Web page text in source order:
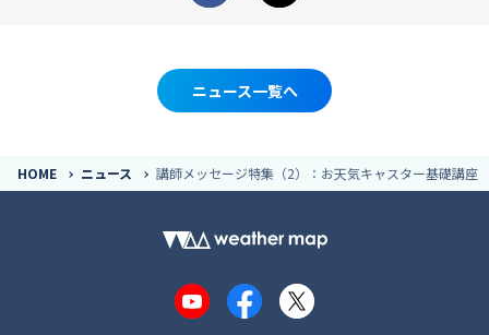
ニュース一覧へ
HOME ニュース 講師メッセージ特集（2）：お天気キャスター基礎講座
YouTubeFacebook
X